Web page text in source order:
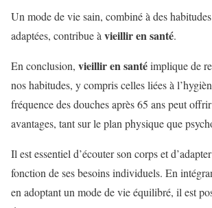
Un mode de vie sain, combiné à des
adaptées, contribue àvieillir en santé.
En conclusion, vieillir en santéimplique de
nos habitudes, y compris celles liées à
fréquence des douches après 65 ans peut
avantages, tant sur le plan physique que
Il est essentiel d’écouter son corps et
fonction de ses besoins individuels. En
en adoptant un mode de vie équilibré, il est